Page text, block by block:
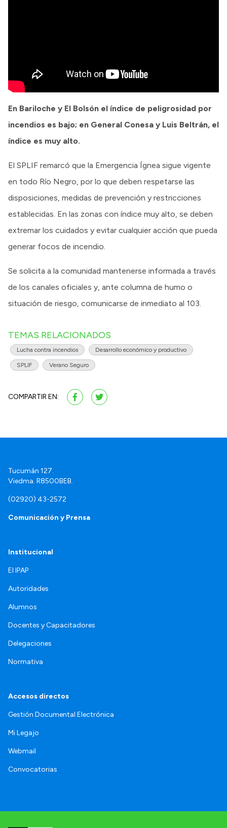
En Bariloche y El Bolsón el índice de peligrosidad por
incendios es bajo; en General Conesa y Luis Beltrán, el
índice es muy alto.
El SPLIF remarcó que la Emergencia Ígnea sigue vigente
en todo Río Negro, por lo que deben respetarse las
disposiciones, medidas de prevención y restricciones
establecidas. En las zonas con índice muy alto, se deben
extremar los cuidados y evitar cualquier acción que pueda
generar focos de incendio.
Se solicita a la comunidad mantenerse informada a través
de los canales oficiales y, ante columna de humo o
situación de riesgo, comunicarse de inmediato al 103.
TEMAS RELACIONADOS
Lucha contra incendios Desarrollo económico y productivo
SPLIF Verano Seguro
COMPARTIR EN:
Tucumán 127.
Viedma. R8500BEB.
(02920) 43-2572
Comunicación y Prensa
Institucional
El IPAP
Autoridades
Alumnos
Docentes y Capacitadores
Delegaciones
Normativa
Accesos directos
Gestión Documental Electrónica
Mi Legajo
Webmail
Convocatorias